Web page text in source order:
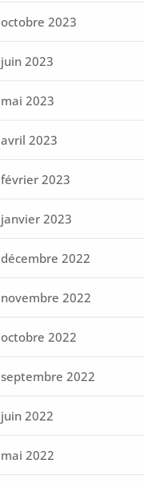
octobre 2023
juin 2023
mai 2023
avril 2023
février 2023
janvier 2023
décembre 2022
novembre 2022
octobre 2022
septembre 2022
juin 2022
mai 2022